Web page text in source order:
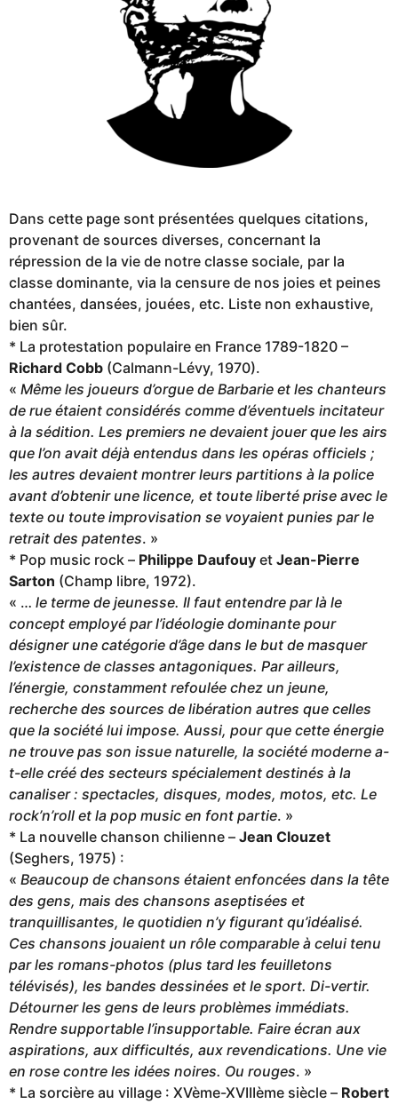
Dans cette page sont présentées quelques citations,
provenant de sources diverses, concernant la
répression de la vie de notre classe sociale, par la
classe dominante, via la censure de nos joies et peines
chantées, dansées, jouées, etc. Liste non exhaustive,
bien sûr.
* La protestation populaire en France 1789-1820 –
Richard Cobb (Calmann-Lévy, 1970).
« Même les joueurs d’orgue de Barbarie et les chanteurs
de rue étaient considérés comme d’éventuels incitateur
à la sédition. Les premiers ne devaient jouer que les airs
que l’on avait déjà entendus dans les opéras officiels ;
les autres devaient montrer leurs partitions à la police
avant d’obtenir une licence, et toute liberté prise avec le
texte ou toute improvisation se voyaient punies par le
retrait des patentes. »
* Pop music rock – Philippe Daufouy et Jean-Pierre
Sarton (Champ libre, 1972).
« … le terme de jeunesse. Il faut entendre par là le
concept employé par l’idéologie dominante pour
désigner une catégorie d’âge dans le but de masquer
l’existence de classes antagoniques. Par ailleurs,
l’énergie, constamment refoulée chez un jeune,
recherche des sources de libération autres que celles
que la société lui impose. Aussi, pour que cette énergie
ne trouve pas son issue naturelle, la société moderne a-
t-elle créé des secteurs spécialement destinés à la
canaliser : spectacles, disques, modes, motos, etc. Le
rock’n’roll et la pop music en font partie. »
* La nouvelle chanson chilienne – Jean Clouzet
(Seghers, 1975) :
« Beaucoup de chansons étaient enfoncées dans la tête
des gens, mais des chansons aseptisées et
tranquillisantes, le quotidien n’y figurant qu’idéalisé.
Ces chansons jouaient un rôle comparable à celui tenu
par les romans-photos (plus tard les feuilletons
télévisés), les bandes dessinées et le sport. Di-vertir.
Détourner les gens de leurs problèmes immédiats.
Rendre supportable l’insupportable. Faire écran aux
aspirations, aux difficultés, aux revendications. Une vie
en rose contre les idées noires. Ou rouges. »
* La sorcière au village : XVème-XVIIIème siècle – Robert